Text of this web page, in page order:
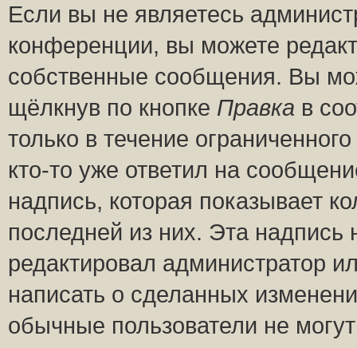
Если вы не являетесь
конференции, вы можете
собственные сообщения. Вы
щёлкнув по кнопке Правка в
только в течение
кто-то уже ответил на
надпись, которая показывает
последней из них. Эта
редактировал администратор
написать о сделанных
обычные пользователи не